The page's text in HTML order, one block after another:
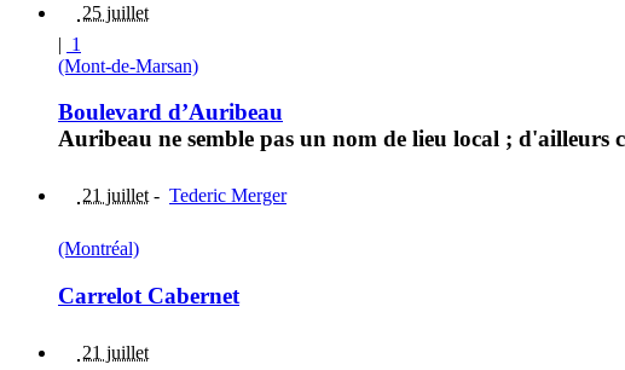
25 juillet
| 1
(Mont-de-Marsan)
Boulevard d’Auribeau
Auribeau ne semble pas un nom de lieu local ; d'ailleurs
21 juillet - Tederic Merger
(Montréal)
Carrelot Cabernet
21 juillet